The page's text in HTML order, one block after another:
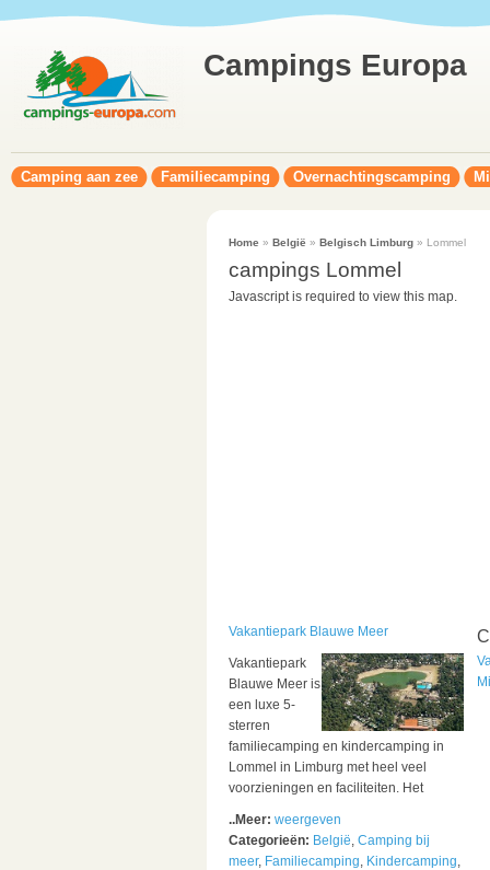
Campings Europa
Camping aan zee Familiecamping Overnachtingscamping
Home » België » Belgisch Limburg» Lommel
campings Lommel
Javascript is required to view this map.
Vakantiepark Blauwe Meer
Vakantiepark
Blauwe Meer is
een luxe 5-
sterren
familiecamping en kindercamping in
Lommel in Limburg met heel veel
voorzieningen en faciliteiten. Het
..Meer: weergeven
Categorieën: België, Camping bij
meer, Familiecamping, Kindercamping,